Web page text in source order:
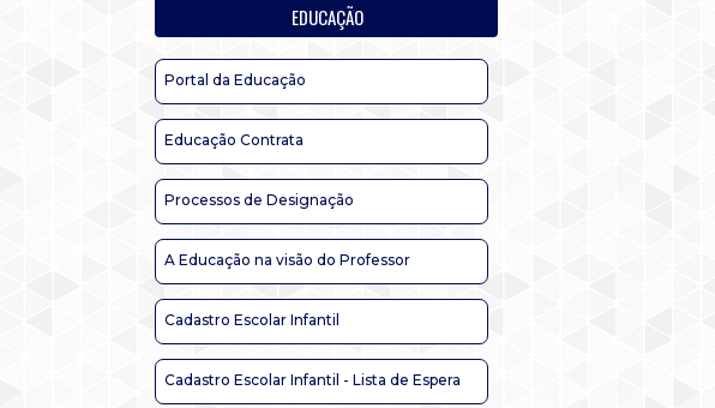
EDUCAÇÃO
Portal da Educação
Educação Contrata
Processos de Designação
A Educação na visão do Professor
Cadastro Escolar Infantil
Cadastro Escolar Infantil - Lista de Espera